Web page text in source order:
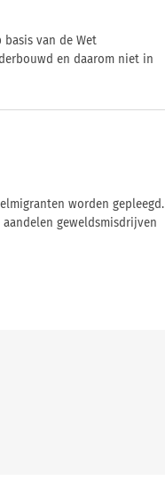
van de Wet
en daarom niet in
worden gepleegd.
geweldsmisdrijven